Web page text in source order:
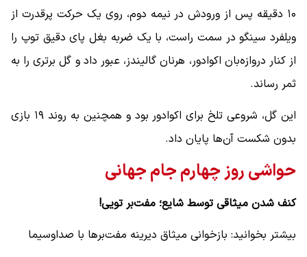
۱۰ دقیقه پس از ورودش در نیمه دوم، روی یک حرکت پرقدرت از
ویلفرد سینگو در سمت راست، با یک ضربه بغل پای دقیق توپ را
از کنار دروازه‌بان اکوادور، هرنان گالیندز، عبور داد و گل برتری را به
ثمر رساند.
این گل، شروعی تلخ برای اکوادور بود و همچنین به روند ۱۹ بازی
بدون شکست آن‌ها پایان داد.
حواشی روز چهارم جام جهانی
کنف شدن میثاقی توسط شایع؛ مفت‌بر تویی!
بیشتر بخوانید: بازخوانی میثاق دیرینه مفت‌برها با صداوسیما